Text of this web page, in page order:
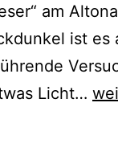
am
ist es
Licht… Der